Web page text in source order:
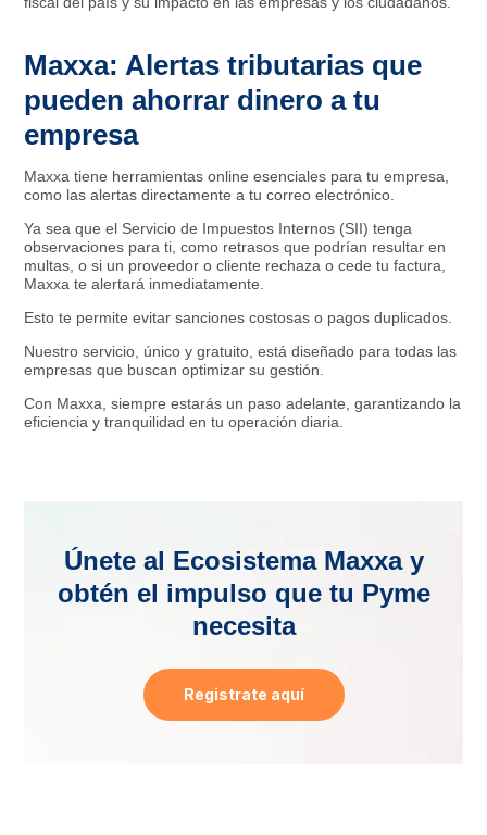
Maxxa: Alertas tributarias que
pueden ahorrar dinero a tu
empresa
Maxxa tiene herramientas online esenciales para tu empresa,
como las alertas directamente a tu correo electrónico.
Ya sea que el Servicio de Impuestos Internos (SII) tenga
observaciones para ti, como retrasos que podrían resultar en
multas, o si un proveedor o cliente rechaza o cede tu factura,
Maxxa te alertará inmediatamente.
Esto te permite evitar sanciones costosas o pagos duplicados.
Nuestro servicio, único y gratuito, está diseñado para todas las
empresas que buscan optimizar su gestión.
Con Maxxa, siempre estarás un paso adelante, garantizando la
eficiencia y tranquilidad en tu operación diaria.
Únete al Ecosistema Maxxa y
obtén el impulso que tu Pyme
necesita
Registrate aquí